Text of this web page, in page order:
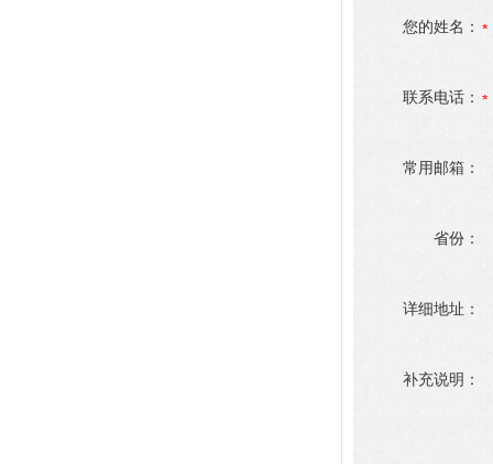
您的姓名：
联系电话：
常用邮箱：
省份：
详细地址：
补充说明：